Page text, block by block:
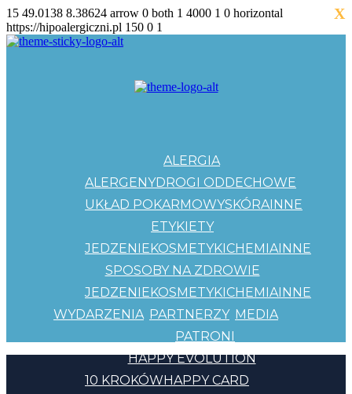
15 49.0138 8.38624 arrow 0 both 1 4000 1 0 horizontal
https://hipoalergiczni.pl 150 0 1
ALERGIA
ALERGENYDROGI ODDECHOWE
UKŁAD POKARMOWYSKÓRAINNE
ETYKIETY
JEDZENIEKOSMETYKICHEMIAINNE
SPOSOBY NA ZDROWIE
JEDZENIEKOSMETYKICHEMIAINNE
WYDARZENIA PARTNERZY
PATRONI
MEDIA
HAPPY EVOLUTION
10 KROKÓWHAPPY CARD
X